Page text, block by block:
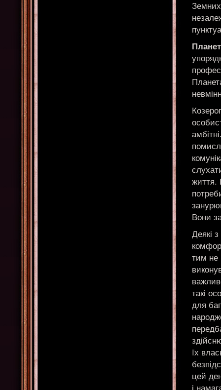
Земних
життя.
Вони
Деякі
тим не
такі
для
їх
цей
і